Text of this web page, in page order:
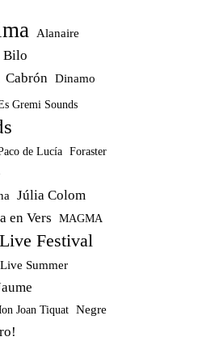
Alanaire
Bilo
Cabrón Dinamo
Gremi Sounds
de Lucía Foraster
Júlia Colom
en Vers MAGMA
Festival
Summer
Joan Tiquat Negre